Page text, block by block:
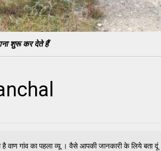
शुरू कर देते हैं
है वाण गांव का पहला व्यू । वैसे आपकी जानकारी के लिये बता दूं